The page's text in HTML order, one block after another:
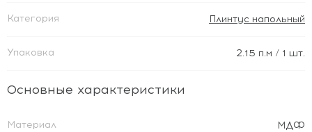
Категория Плинтус напольный
Упаковка 2.15 п.м / 1 шт.
Основные характеристики
Материал МДФ